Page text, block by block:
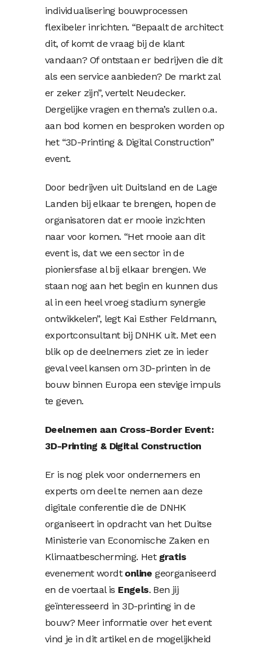
individualisering bouwprocessen
flexibeler inrichten. “Bepaalt de architect
dit, of komt de vraag bij de klant
vandaan? Of ontstaan er bedrijven die dit
als een service aanbieden? De markt zal
er zeker zijn”, vertelt Neudecker.
Dergelijke vragen en thema’s zullen o.a.
aan bod komen en besproken worden op
het “3D-Printing & Digital Construction”
event.
Door bedrijven uit Duitsland en de Lage
Landen bij elkaar te brengen, hopen de
organisatoren dat er mooie inzichten
naar voor komen. “Het mooie aan dit
event is, dat we een sector in de
pioniersfase al bij elkaar brengen. We
staan nog aan het begin en kunnen dus
al in een heel vroeg stadium synergie
ontwikkelen”, legt Kai Esther Feldmann,
exportconsultant bij DNHK uit. Met een
blik op de deelnemers ziet ze in ieder
geval veel kansen om 3D-printen in de
bouw binnen Europa een stevige impuls
te geven.
Deelnemen aan Cross-Border Event:
3D-Printing & Digital Construction
Er is nog plek voor ondernemers en
experts om deel te nemen aan deze
digitale conferentie die de DNHK
organiseert in opdracht van het Duitse
Ministerie van Economische Zaken en
Klimaatbescherming. Het gratis
evenement wordt online georganiseerd
en de voertaal is Engels. Ben jij
geïnteresseerd in 3D-printing in de
bouw? Meer informatie over het event
vind je in dit artikel en de mogelijkheid